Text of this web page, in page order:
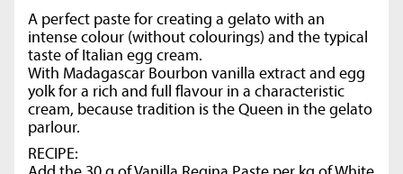
A perfect paste for creating a gelato with an
intense colour (without colourings) and the typical
taste of Italian egg cream.
With Madagascar Bourbon vanilla extract and egg
yolk for a rich and full flavour in a characteristic
cream, because tradition is the Queen in the gelato
parlour.
RECIPE: